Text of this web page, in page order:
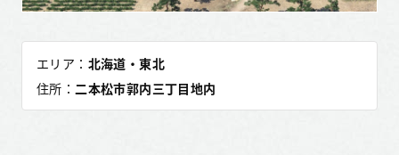
エリア： 北海道・東北
住所： 二本松市郭内三丁目地内